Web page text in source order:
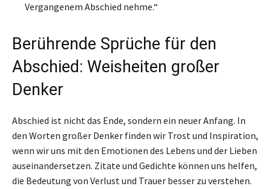
Vergangenem Abschied nehme.“
Berührende Sprüche für den
Abschied: Weisheiten großer
Denker
Abschied ist nicht das Ende, sondern ein neuer Anfang. In
den Worten großer Denker finden wir Trost und Inspiration,
wenn wir uns mit den Emotionen des Lebens und der Lieben
auseinandersetzen. Zitate und Gedichte können uns helfen,
die Bedeutung von Verlust und Trauer besser zu verstehen.